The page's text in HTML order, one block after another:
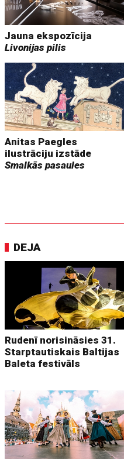
Jauna ekspozīcija
Livonijas pilis
Anitas Paegles
ilustrāciju izstāde
Smalkās pasaules
DEJA
Rudenī norisināsies 31.
Starptautiskais Baltijas
Baleta festivāls